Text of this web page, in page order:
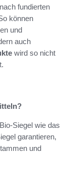
fundierten
können
und
auch
wird so nicht
Siegel wie das
garantieren,
und